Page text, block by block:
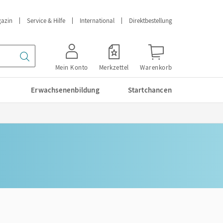
Service & Hilfe International Direktbestellung
Mein Konto Merkzettel Warenkorb
Erwachsenenbildung Startchancen